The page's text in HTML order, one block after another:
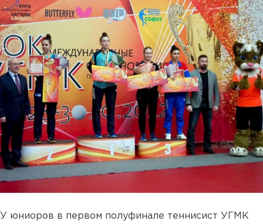
У юниоров в первом полуфинале теннисист УГМК